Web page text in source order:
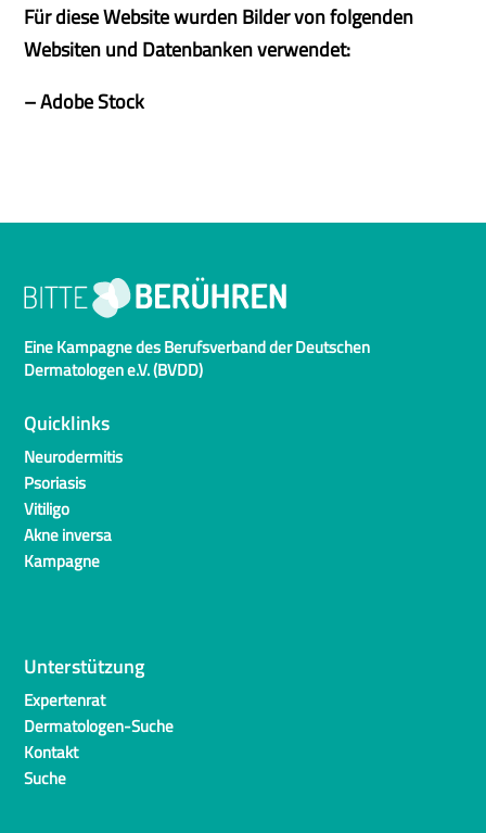
Für diese Website wurden Bilder von folgenden
Websiten und Datenbanken verwendet:
– Adobe Stock
Eine Kampagne des Berufsverband der Deutschen
Dermatologen e.V. (BVDD)
Quicklinks
Neurodermitis
Psoriasis
Vitiligo
Akne inversa
Kampagne
Unterstützung
Expertenrat
Dermatologen-Suche
Kontakt
Suche